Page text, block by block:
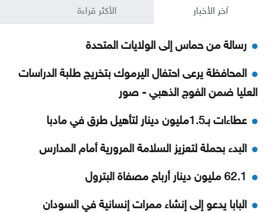
آخر الأخبار الأكثر قراءة
رسالة من حماس إلى الولايات المتحدة
المحافظة يرعى احتفال اليرموك بتخريج طلبة الدراسات
العليا ضمن الفوج الذهبي - صور
عطاءات بـ1.5مليون دينار لتأهيل طرق في مادبا
البدء بحملة لتعزيز السلامة المرورية أمام المدارس
62.1 مليون دينار أرباح مصفاة البترول
البابا يدعو إلى إنشاء ممرات إنسانية في السودان